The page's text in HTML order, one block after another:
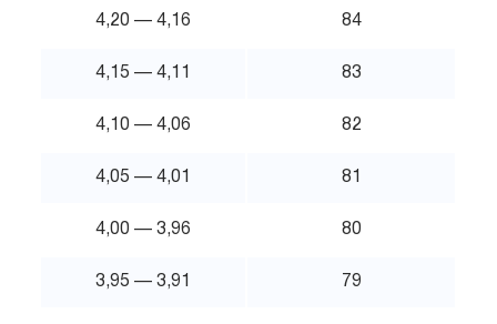
4,20 — 4,16 84
4,15 — 4,11 83
4,10 — 4,06 82
4,05 — 4,01 81
4,00 — 3,96 80
3,95 — 3,91 79